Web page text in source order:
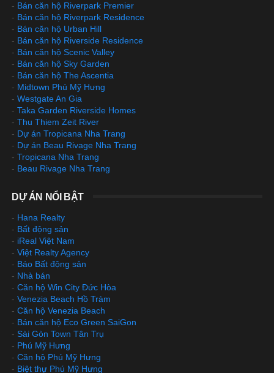
- Bán căn hộ Riverpark Premier
- Bán căn hộ Riverpark Residence
- Bán căn hộ Urban Hill
- Bán căn hộ Riverside Residence
- Bán căn hộ Scenic Valley
- Bán căn hộ Sky Garden
- Bán căn hộ The Ascentia
- Midtown Phú Mỹ Hưng
- Westgate An Gia
- Taka Garden Riverside Homes
- Thu Thiem Zeit River
- Dự án Tropicana Nha Trang
- Dự án Beau Rivage Nha Trang
- Tropicana Nha Trang
- Beau Rivage Nha Trang
DỰ ÁN NỔI BẬT
- Hana Realty
- Bất động sản
- iReal Việt Nam
- Việt Realty Agency
- Báo Bất động sản
- Nhà bán
- Căn hộ Win City Đức Hòa
- Venezia Beach Hồ Tràm
- Căn hộ Venezia Beach
- Bán căn hộ Eco Green SaiGon
- Sài Gòn Town Tân Trụ
- Phú Mỹ Hưng
- Căn hộ Phú Mỹ Hưng
- Biệt thự Phú Mỹ Hưng